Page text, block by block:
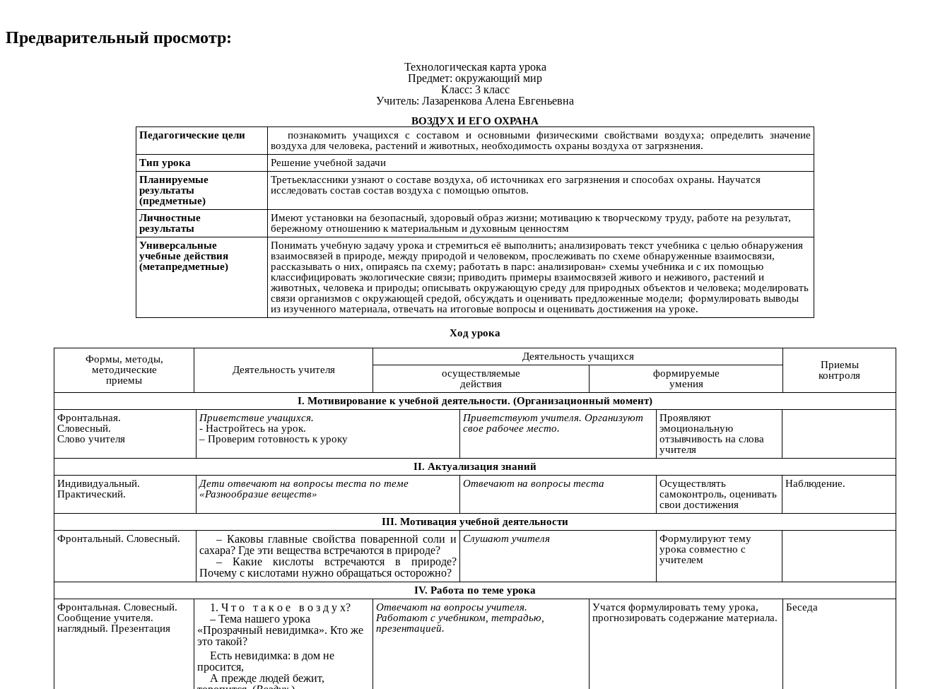
Предварительный просмотр:
Технологическая карта урока
Предмет: окружающий мир
Класс: 3 класс
Учитель: Лазаренкова Алена Евгеньевна
ВОЗДУХ И ЕГО ОХРАНА
Педагогические цели
познакомить учащихся с составом и основными физическими свойствами воздуха; определить значение
воздуха для человека, растений и животных, необходимость охраны воздуха от загрязнения.
Тип урока
Решение учебной задачи
Планируемые
результаты
(предметные)
Третьеклассники узнают о составе воздуха, об источниках его загрязнения и способах охраны. Научатся
исследовать состав состав воздуха с помощью опытов.
Личностные
результаты
Имеют установки на безопасный, здоровый образ жизни; мотивацию к творческому труду, работе на результат,
бережному отношению к материальным и духовным ценностям
Универсальные
учебные действия
(метапредметные)
Понимать учебную задачу урока и стремиться её выполнить; анализировать текст учебника с целью обнаружения
взаимосвязей в природе, между природой и человеком, прослеживать по схеме обнаруженные взаимосвязи,
рассказывать о них, опираясь па схему; работать в парс: анализирован» схемы учебника и с их помощью
классифицировать экологические связи; приводить примеры взаимосвязей живого и неживого, растений и
животных, человека и природы; описывать окружающую среду для природных объектов и человека; моделировать
связи организмов с окружающей средой, обсуждать и оценивать предложенные модели; формулировать выводы
из изученного материала, отвечать на итоговые вопросы и оценивать достижения на уроке.
Ход урока
Формы, методы,
методические
приемы
Деятельность учителя
Деятельность учащихся
Приемы
контроля
осуществляемые
действия
формируемые
умения
I. Мотивирование к учебной деятельности. (Организационный момент)
Фронтальная.
Словесный.
Слово учителя
Приветствие учащихся.
- Настройтесь на урок.
– Проверим готовность к уроку
Приветствуют учителя. Организуют
свое рабочее место.
Проявляют
эмоциональную
отзывчивость на слова
учителя
II. Актуализация знаний
Индивидуальный.
Практический.
Дети отвечают на вопросы теста по теме
«Разнообразие веществ»
Отвечают на вопросы теста
Осуществлять
самоконтроль, оценивать
свои достижения
Наблюдение.
III. Мотивация учебной деятельности
Фронтальный. Словесный.
– Каковы главные свойства поваренной соли и
сахара? Где эти вещества встречаются в природе?
– Какие кислоты встречаются в природе?
Почему с кислотами нужно обращаться осторожно?
Слушают учителя
Формулируют тему
урока совместно с
учителем
IV. Работа по теме урока
Фронтальная. Словесный.
Сообщение учителя.
наглядный. Презентация
1. Ч т о т а к о е в о з д у х?
– Тема нашего урока
«Прозрачный невидимка». Кто же
это такой?
Есть невидимка: в дом не
просится,
А прежде людей бежит,
Отвечают на вопросы учителя.
Работают с учебником, тетрадью,
презентацией.
Учатся формулировать тему урока,
прогнозировать содержание материала.
Беседа